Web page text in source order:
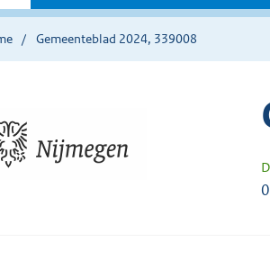
Gemeenteblad 2024, 339008